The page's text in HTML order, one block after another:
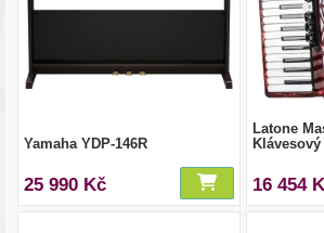
Yamaha YDP-146R
25 990 Kč
Latone
16 454